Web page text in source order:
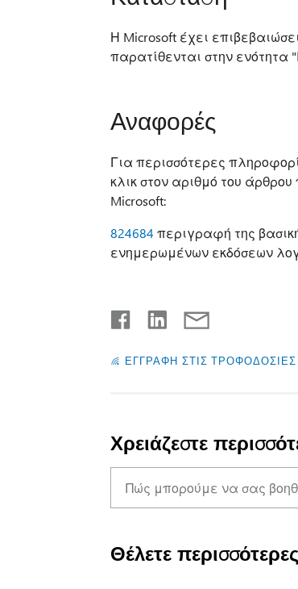
Η Microsoft έχει
παρατίθενται στην ενότητα
Αναφορές
Για περισσότερες
κλικ στον αριθμό του
Microsoft:
824684 περιγραφή της
ενημερωμένων εκδόσεων
ΕΓΓΡΑΦΗ ΣΤΙΣ ΤΡΟΦΟΔΟΣΙΕΣ
Χρειάζεστε
Θέλετε